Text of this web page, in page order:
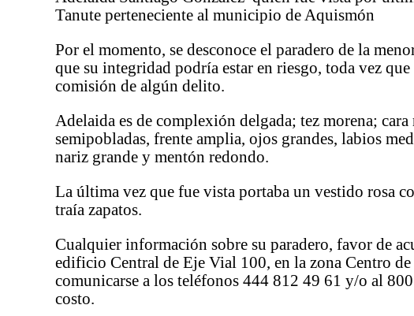
Tanute perteneciente al municipio de Aquismón
Por el momento, se desconoce el paradero de la
que su integridad podría estar en riesgo, toda vez
comisión de algún delito.
Adelaida es de complexión delgada; tez morena; cara
semipobladas, frente amplia, ojos grandes, labios
nariz grande y mentón redondo.
La última vez que fue vista portaba un vestido rosa
traía zapatos.
Cualquier información sobre su paradero, favor de
edificio Central de Eje Vial 100, en la zona Centro
comunicarse a los teléfonos 444 812 49 61 y/o al
costo.